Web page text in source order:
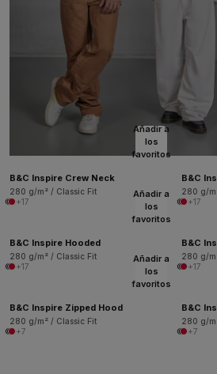
Añadir a
los
favoritos
B&C Inspire Crew Neck
280 g/m² / Classic Fit
+17
B&C
280 g/
+17
Añadir a
los
favoritos
B&C Inspire Hooded
280 g/m² / Classic Fit
+17
B&C
280 g/
+17
Añadir a
los
favoritos
B&C Inspire Zipped Hood
280 g/m² / Classic Fit
+7
B&C
280 g/
+7